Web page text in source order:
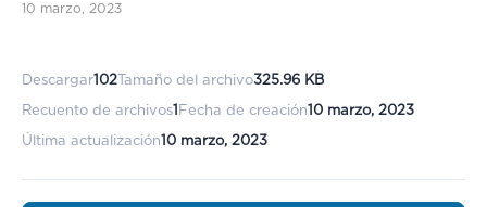
10 marzo, 2023
Descargar102 Tamaño del archivo325.96 KB
Recuento de archivos1 Fecha de creación10 marzo, 2023
Última actualización10 marzo, 2023